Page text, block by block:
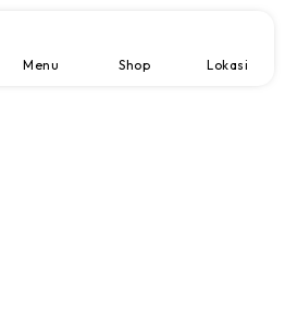
Menu Shop Lokasi